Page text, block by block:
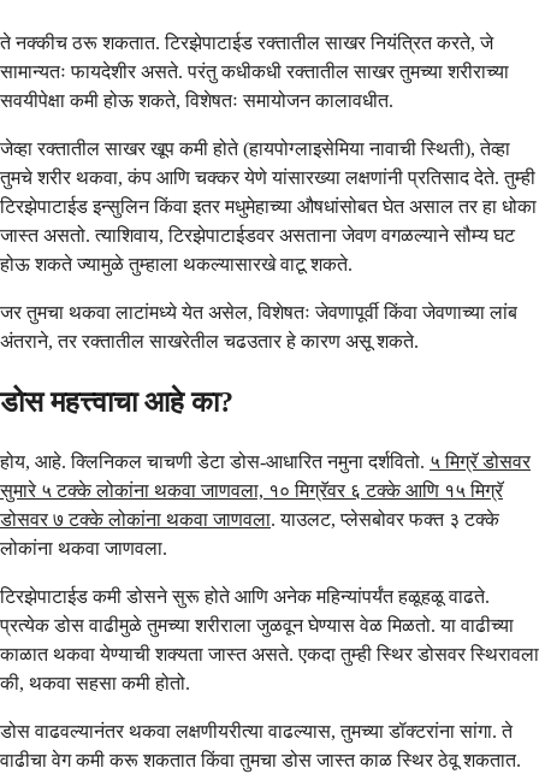
ते नक्कीच ठरू शकतात. टिरझेपाटाईड रक्तातील साखर नियंत्रित करते, जे
सामान्यतः फायदेशीर असते. परंतु कधीकधी रक्तातील साखर तुमच्या शरीराच्या
सवयीपेक्षा कमी होऊ शकते, विशेषतः समायोजन कालावधीत.
जेव्हा रक्तातील साखर खूप कमी होते (हायपोग्लाइसेमिया नावाची स्थिती), तेव्हा
तुमचे शरीर थकवा, कंप आणि चक्कर येणे यांसारख्या लक्षणांनी प्रतिसाद देते. तुम्ही
टिरझेपाटाईड इन्सुलिन किंवा इतर मधुमेहाच्या औषधांसोबत घेत असाल तर हा धोका
जास्त असतो. त्याशिवाय, टिरझेपाटाईडवर असताना जेवण वगळल्याने सौम्य घट
होऊ शकते ज्यामुळे तुम्हाला थकल्यासारखे वाटू शकते.
जर तुमचा थकवा लाटांमध्ये येत असेल, विशेषतः जेवणापूर्वी किंवा जेवणाच्या लांब
अंतराने, तर रक्तातील साखरेतील चढउतार हे कारण असू शकते.
डोस महत्त्वाचा आहे का?
होय, आहे. क्लिनिकल चाचणी डेटा डोस-आधारित नमुना दर्शवितो. ५ मिग्रॅ डोसवर
सुमारे ५ टक्के लोकांना थकवा जाणवला, १० मिग्रॅवर ६ टक्के आणि १५ मिग्रॅ
डोसवर ७ टक्के लोकांना थकवा जाणवला. याउलट, प्लेसबोवर फक्त ३ टक्के
लोकांना थकवा जाणवला.
टिरझेपाटाईड कमी डोसने सुरू होते आणि अनेक महिन्यांपर्यंत हळूहळू वाढते.
प्रत्येक डोस वाढीमुळे तुमच्या शरीराला जुळवून घेण्यास वेळ मिळतो. या वाढीच्या
काळात थकवा येण्याची शक्यता जास्त असते. एकदा तुम्ही स्थिर डोसवर स्थिरावला
की, थकवा सहसा कमी होतो.
डोस वाढवल्यानंतर थकवा लक्षणीयरीत्या वाढल्यास, तुमच्या डॉक्टरांना सांगा. ते
वाढीचा वेग कमी करू शकतात किंवा तुमचा डोस जास्त काळ स्थिर ठेवू शकतात.